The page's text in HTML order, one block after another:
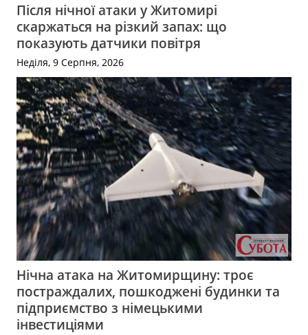
Після нічної атаки у Житомирі
скаржаться на різкий запах: що
показують датчики повітря
Неділя, 9 Серпня, 2026
Нічна атака на Житомирщину: троє
постраждалих, пошкоджені будинки та
підприємство з німецькими
інвестиціями